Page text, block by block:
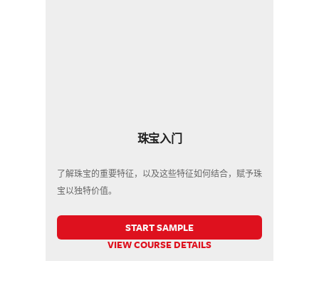
珠宝入门
了解珠宝的重要特征，以及这些特征如何结合，赋予珠
宝以独特价值。
START SAMPLE
VIEW COURSE DETAILS